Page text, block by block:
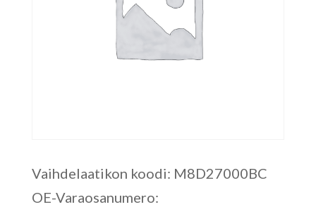
Vaihdelaatikon koodi: M8D27000BC
OE-Varaosanumero: